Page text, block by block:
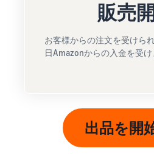
販売
お客様からの注文を受けら
日Amazonからの入金を受け
出品を開